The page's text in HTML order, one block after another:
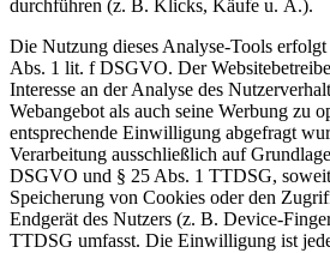
durchführen (z. B. Klicks, Käufe u. Ä.).
Die Nutzung dieses Analyse-Tools
Abs. 1 lit. f DSGVO. Der
Interesse an der Analyse des
Webangebot als auch seine Werbung zu
entsprechende Einwilligung abgefragt
Verarbeitung ausschließlich auf
DSGVO und § 25 Abs. 1 TTDSG,
Speicherung von Cookies oder den
Endgerät des Nutzers (z. B. Device-
TTDSG umfasst. Die Einwilligung ist